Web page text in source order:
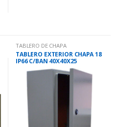
TABLERO DE CHAPA
TABLERO EXTERIOR CHAPA 18
IP66 C/BAN 40X40X25
BRMBRCE0404025